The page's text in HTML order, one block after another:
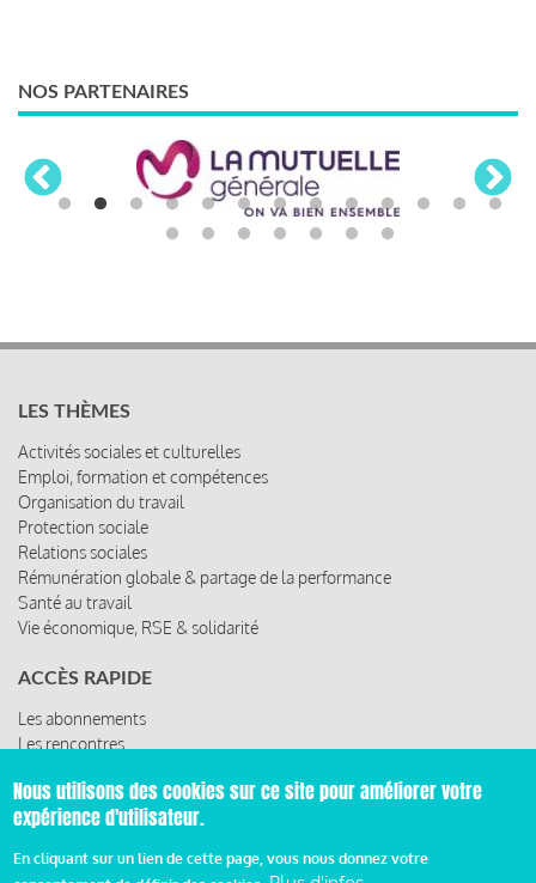
NOS PARTENAIRES
LES THÈMES
Activités sociales et culturelles
Emploi, formation et compétences
Organisation du travail
Protection sociale
Relations sociales
Rémunération globale & partage de la performance
Santé au travail
Vie économique, RSE & solidarité
ACCÈS RAPIDE
Les abonnements
Les rencontres
© 2019 Miroir Social - Réalisé parCafffeine
Nous utilisons des cookies sur ce site pour améliorer votre
expérience d'utilisateur.
En cliquant sur un lien de cette page, vous nous donnez votre